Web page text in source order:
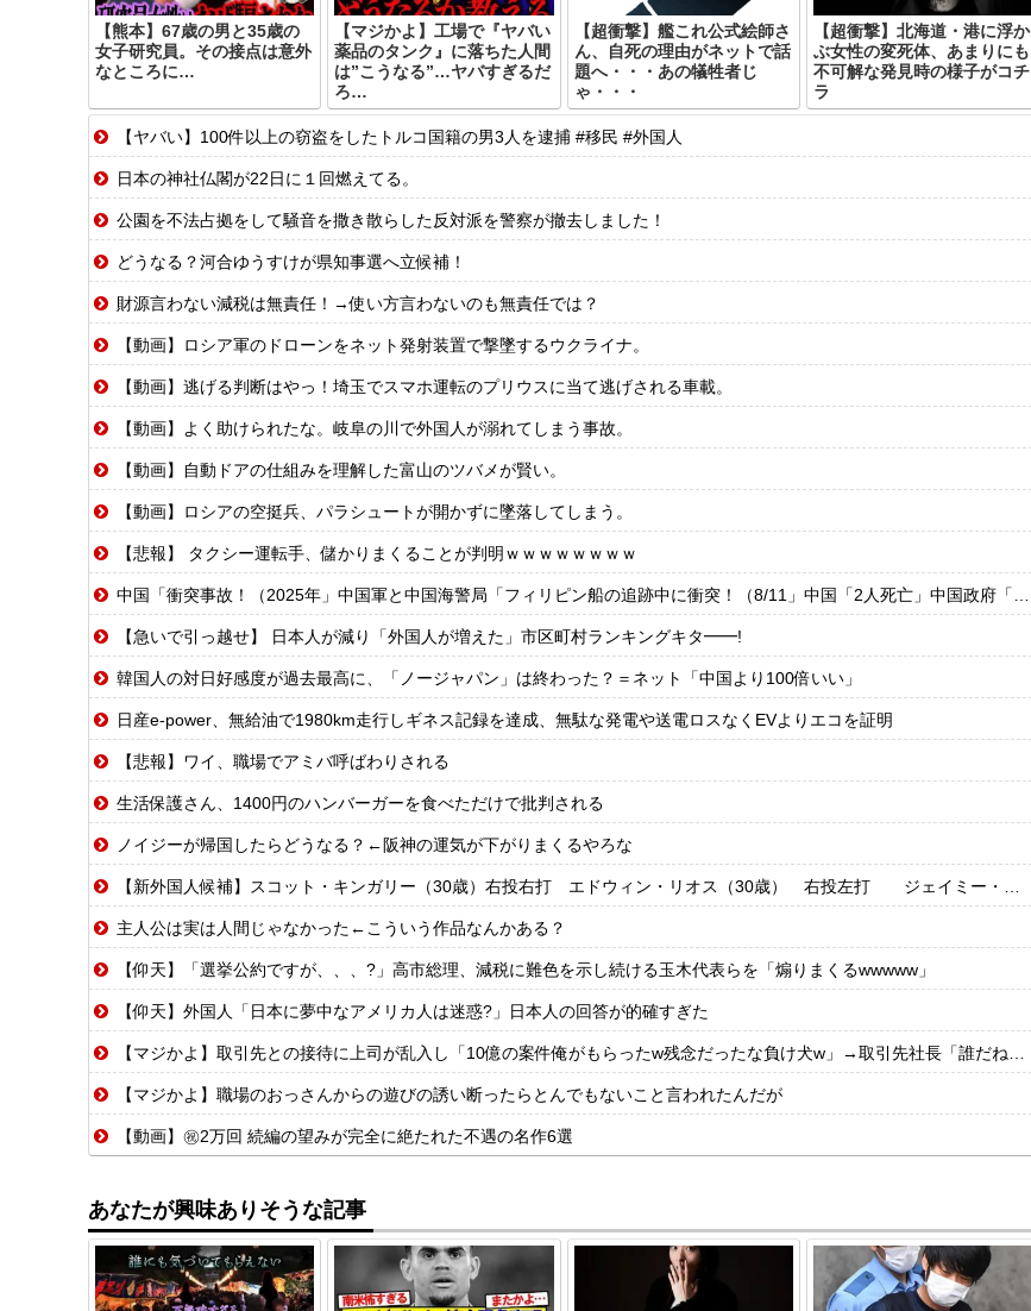
【熊本】67歳の男と35歳の
女子研究員。その接点は意外
なところに…
【マジかよ】工場で『ヤバい
薬品のタンク』に落ちた人間
は”こうなる”…ヤバすぎるだ
ろ…
【超衝撃】艦これ公式絵師さ
ん、自死の理由がネットで話
題へ・・・あの犠牲者じ
ゃ・・・
【超衝撃】北海道・港に浮か
ぶ女性の変死体、あまりにも
不可解な発見時の様子がコチ
ラ
【ヤバい】100件以上の窃盗をしたトルコ国籍の男3人を逮捕 #移民 #外国人
日本の神社仏閣が22日に１回燃えてる。
公園を不法占拠をして騒音を撒き散らした反対派を警察が撤去しました！
どうなる？河合ゆうすけが県知事選へ立候補！
財源言わない減税は無責任！→使い方言わないのも無責任では？
【動画】ロシア軍のドローンをネット発射装置で撃墜するウクライナ。
【動画】逃げる判断はやっ！埼玉でスマホ運転のプリウスに当て逃げされる車載。
【動画】よく助けられたな。岐阜の川で外国人が溺れてしまう事故。
【動画】自動ドアの仕組みを理解した富山のツバメが賢い。
【動画】ロシアの空挺兵、パラシュートが開かずに墜落してしまう。
【悲報】 タクシー運転手、儲かりまくることが判明ｗｗｗｗｗｗｗｗ
中国「衝突事故！（2025年」中国軍と中国海警局「フィリピン船の追跡中に衝突！（8/11」中国「2人死亡」中国政府「1年間隠蔽」日本「隠蔽された事実報道！（2026年」→
【急いで引っ越せ】 日本人が減り「外国人が増えた」市区町村ランキングキタ━━!
韓国人の対日好感度が過去最高に、「ノージャパン」は終わった？＝ネット「中国より100倍いい」
日産e-power、無給油で1980km走行しギネス記録を達成、無駄な発電や送電ロスなくEVよりエコを証明
【悲報】ワイ、職場でアミバ呼ばわりされる
生活保護さん、1400円のハンバーガーを食べただけで批判される
ノイジーが帰国したらどうなる？←阪神の運気が下がりまくるやろな
【新外国人候補】スコット・キンガリー（30歳）右投右打 エドウィン・リオス（30歳） 右投左打 ジェイミー・ウェストブルック（29歳） 右投右打
主人公は実は人間じゃなかった←こういう作品なんかある？
【仰天】「選挙公約ですが、、、?」高市総理、減税に難色を示し続ける玉木代表らを「煽りまくるwwwww」
【仰天】外国人「日本に夢中なアメリカ人は迷惑?」日本人の回答が的確すぎた
【マジかよ】取引先との接待に上司が乱入し「10億の案件俺がもらったw残念だったな負け犬w」→取引先社長「誰だね君は…」既に契約成立していて…
【マジかよ】職場のおっさんからの遊びの誘い断ったらとんでもないこと言われたんだが
【動画】㊗️2万回 続編の望みが完全に絶たれた不遇の名作6選
あなたが興味ありそうな記事